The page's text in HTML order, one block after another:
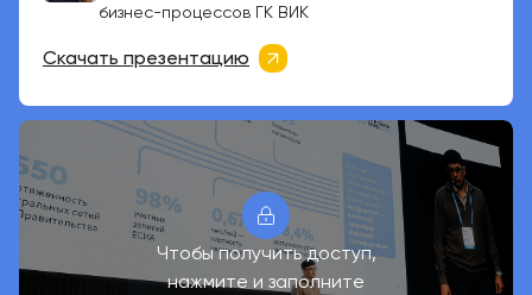
бизнес-процессов ГК ВИК
Скачать презентацию
Чтобы получить доступ,
нажмите и заполните